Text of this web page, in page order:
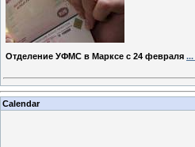
Отделение УФМС в Марксе с 24 февраля ...
Calendar